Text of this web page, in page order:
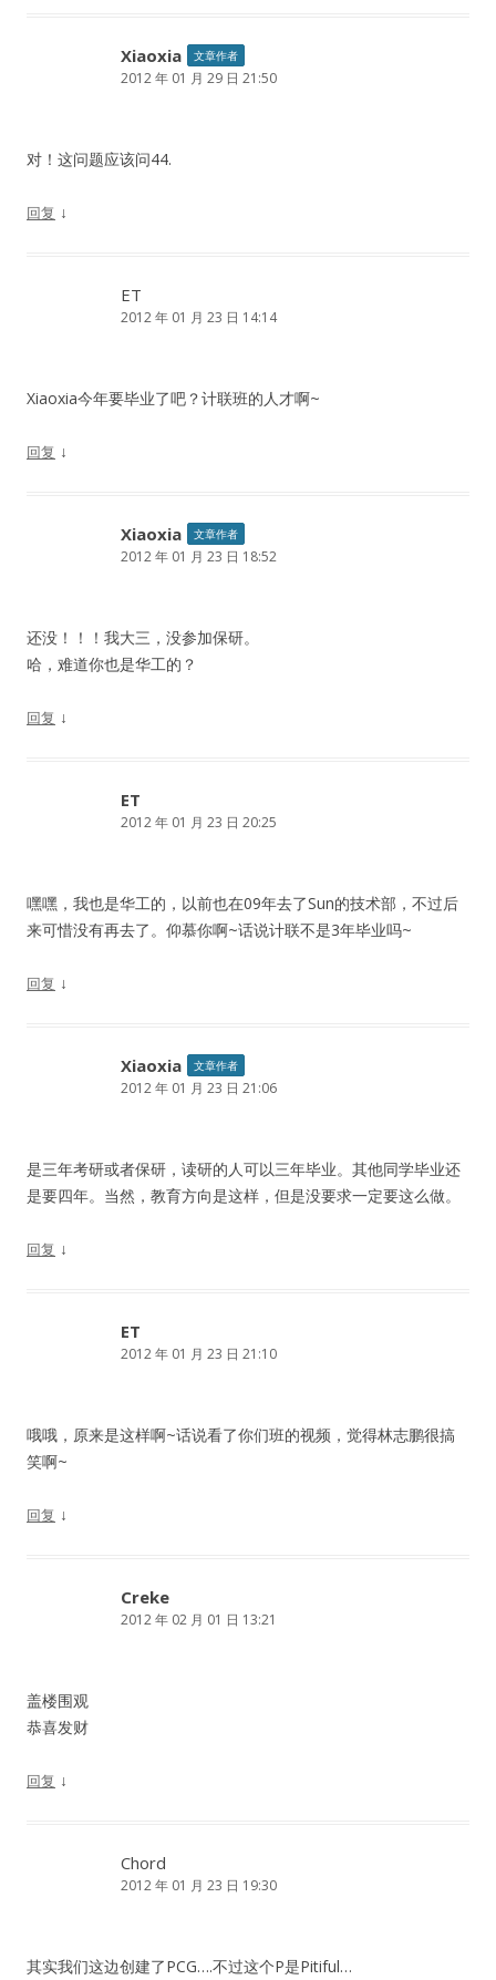
Xiaoxia 文章作者
2012 年 01 月 29 日 21:50
对！这问题应该问44.
回复 ↓
ET
2012 年 01 月 23 日 14:14
Xiaoxia今年要毕业了吧？计联班的人才啊~
回复 ↓
Xiaoxia 文章作者
2012 年 01 月 23 日 18:52
还没！！！我大三，没参加保研。
哈，难道你也是华工的？
回复 ↓
ET
2012 年 01 月 23 日 20:25
嘿嘿，我也是华工的，以前也在09年去了Sun的技术部，不过后
来可惜没有再去了。仰慕你啊~话说计联不是3年毕业吗~
回复 ↓
Xiaoxia 文章作者
2012 年 01 月 23 日 21:06
是三年考研或者保研，读研的人可以三年毕业。其他同学毕业还
是要四年。当然，教育方向是这样，但是没要求一定要这么做。
回复 ↓
ET
2012 年 01 月 23 日 21:10
哦哦，原来是这样啊~话说看了你们班的视频，觉得林志鹏很搞
笑啊~
回复 ↓
Creke
2012 年 02 月 01 日 13:21
盖楼围观
恭喜发财
回复 ↓
Chord
2012 年 01 月 23 日 19:30
其实我们这边创建了PCG….不过这个P是Pitiful…